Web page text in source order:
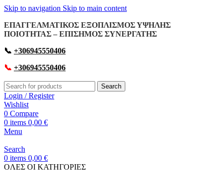
Skip to navigation Skip to main content
ΕΠΑΓΓΕΛΜΑΤΙΚΟΣ ΕΞΟΠΛΙΣΜΟΣ ΥΨΗΛΗΣ
ΠΟΙΟΤΗΤΑΣ – ΕΠΙΣΗΜΟΣ ΣΥΝΕΡΓΑΤΗΣ
📞 +306945550406
📞 +306945550406
Search
Login / Register
Wishlist
0 Compare
0 items 0,00 €
Menu
Search
0 items 0,00 €
OΛΕΣ ΟΙ ΚΑΤΗΓΟΡΙΕΣ